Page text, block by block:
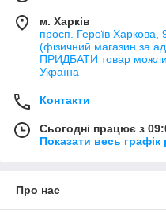
м. Харків
просп. Героїв Харкова,
(фізичний магазин за
ПРИДБАТИ товар
Україна
Контакти
Сьогодні працює з
Показати весь графік
Про нас